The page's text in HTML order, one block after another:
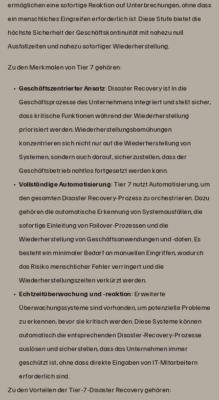
ermöglichen eine sofortige Reaktion auf Unterbrechungen, ohne dass
ein menschliches Eingreifen erforderlich ist. Diese Stufe bietet die
höchste Sicherheit der Geschäftskontinuität mit nahezu null
Ausfallzeiten und nahezu sofortiger Wiederherstellung.
Zu den Merkmalen von Tier 7 gehören:
Geschäftszentrierter Ansatz: Disaster Recovery ist in die
Geschäftsprozesse des Unternehmens integriert und stellt sicher,
dass kritische Funktionen während der Wiederherstellung
priorisiert werden. Wiederherstellungsbemühungen
konzentrieren sich nicht nur auf die Wiederherstellung von
Systemen, sondern auch darauf, sicherzustellen, dass der
Geschäftsbetrieb nahtlos fortgesetzt werden kann.
Vollständige Automatisierung: Tier 7 nutzt Automatisierung, um
den gesamten Disaster Recovery-Prozess zu orchestrieren. Dazu
gehören die automatische Erkennung von Systemausfällen, die
sofortige Einleitung von Failover-Prozessen und die
Wiederherstellung von Geschäftsanwendungen und -daten. Es
besteht ein minimaler Bedarf an manuellen Eingriffen, wodurch
das Risiko menschlicher Fehler verringert und die
Wiederherstellungszeiten verkürzt werden.
Echtzeitüberwachung und -reaktion: Erweiterte
Überwachungssysteme sind vorhanden, um potenzielle Probleme
zu erkennen, bevor sie kritisch werden. Diese Systeme können
automatisch die entsprechenden Disaster-Recovery-Prozesse
auslösen und sicherstellen, dass das Unternehmen immer
geschützt ist, ohne dass direkte Eingaben von IT-Mitarbeitern
erforderlich sind.
Zu den Vorteilen der Tier-7-Disaster Recovery gehören: